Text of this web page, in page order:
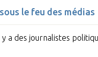
le feu des médias
y a des journalistes